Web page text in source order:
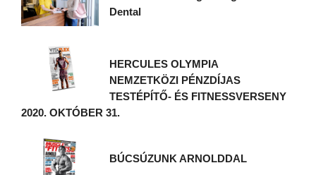
Dental
HERCULES OLYMPIA
NEMZETKÖZI PÉNZDÍJAS
TESTÉPÍTŐ- ÉS FITNESSVERSENY
2020. OKTÓBER 31.
BÚCSÚZUNK ARNOLDDAL